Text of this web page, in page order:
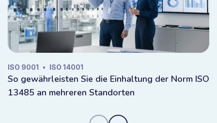
ISO 9001 • ISO 14001
So gewährleisten Sie die Einhaltung der Norm ISO
13485 an mehreren Standorten